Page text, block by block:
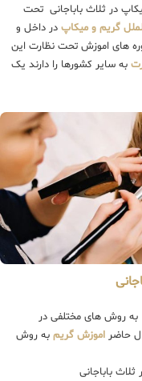
در ثلاث باباجانی تحت
گریم و میکاپدر داخل و
های اموزش تحت نظارت این
به سایر کشورها را دارند یک
روش های مختلفی در
حاضراموزش گریمبه روش